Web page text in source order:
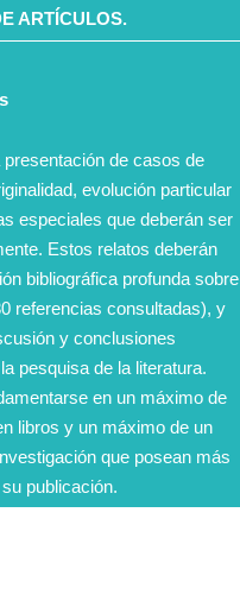
ARTÍCULOS.
de casos de
evolución particular
especiales que deberán ser
Estos relatos deberán
bibliográfica profunda sobre
referencias consultadas), y
y conclusiones
pesquisa de la literatura.
en un máximo de
libros y un máximo de un
que posean más
publicación.